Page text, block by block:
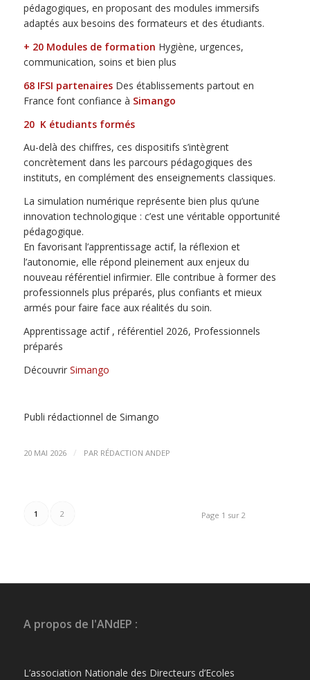
pédagogiques, en proposant des modules immersifs
adaptés aux besoins des formateurs et des étudiants.
+ 20 Modules de formation Hygiène, urgences,
communication, soins et bien plus
68 IFSI partenaires Des établissements partout en
France font confiance à Simango
20 K étudiants formés
Au-delà des chiffres, ces dispositifs s’intègrent
concrètement dans les parcours pédagogiques des
instituts, en complément des enseignements classiques.
La simulation numérique représente bien plus qu’une
innovation technologique : c’est une véritable opportunité
pédagogique.
En favorisant l’apprentissage actif, la réflexion et
l’autonomie, elle répond pleinement aux enjeux du
nouveau référentiel infirmier. Elle contribue à former des
professionnels plus préparés, plus confiants et mieux
armés pour faire face aux réalités du soin.
Apprentissage actif , référentiel 2026, Professionnels
préparés
Découvrir Simango
Publi rédactionnel de Simango
20 MAI 2026 / PAR RÉDACTION ANDEP
Page 1 sur 2
1 2
A propos de l'ANdEP :
L’association Nationale des Directeurs d’Ecoles